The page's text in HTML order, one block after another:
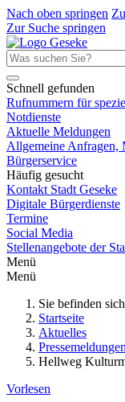
Nach oben springen
Zur Suche springen
Schnell gefunden
Rufnummern für
Notdienste
Aktuelle Meldungen
Allgemeine Anfragen,
Bürgerservice
Häufig gesucht
Kontakt Stadt Geseke
Digitale Bürgerdienste
Termine
Social Media
Stellenangebote der
Menü
Menü
Sie befinden
Startseite
Aktuelles
Pressemeldungen
Hellweg
Vorlesen